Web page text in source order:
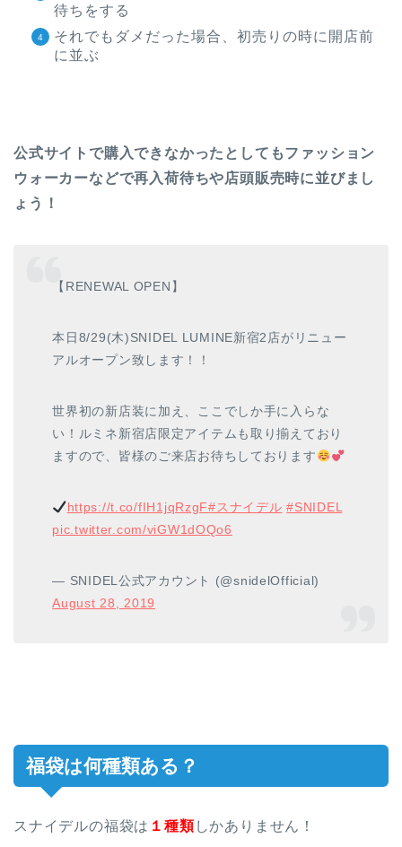
待ちをする
それでもダメだった場合、初売りの時に開店前
に並ぶ
公式サイトで購入できなかったとしてもファッション
ウォーカーなどで再入荷待ちや店頭販売時に並びまし
ょう！
【RENEWAL OPEN】
本日8/29(木)SNIDEL LUMINE新宿2店がリニュー
アルオープン致します！！
世界初の新店装に加え、ここでしか手に入らな
い！ルミネ新宿店限定アイテムも取り揃えており
ますので、皆様のご来店お待ちしております
https://t.co/fIH1jqRzgF#スナイデル #SNIDEL
pic.twitter.com/viGW1dOQo6
— SNIDEL公式アカウント (@snidelOfficial)
August 28, 2019
福袋は何種類ある？
スナイデルの福袋は １種類しかありません！